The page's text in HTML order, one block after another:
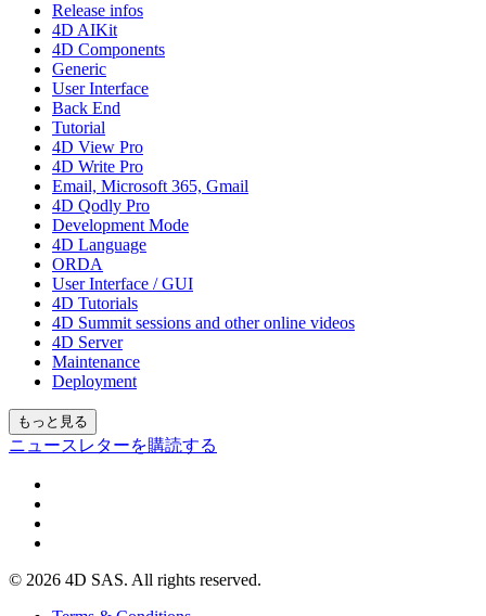
Release infos
4D AIKit
4D Components
Generic
User Interface
Back End
Tutorial
4D View Pro
4D Write Pro
Email, Microsoft 365, Gmail
4D Qodly Pro
Development Mode
4D Language
ORDA
User Interface / GUI
4D Tutorials
4D Summit sessions and other online videos
4D Server
Maintenance
Deployment
もっと見る
ニュースレターを購読する
© 2026 4D SAS. All rights reserved.